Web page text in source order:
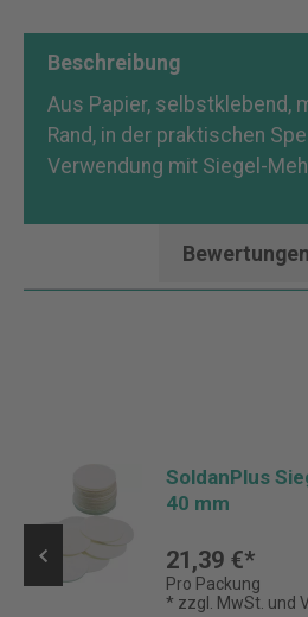
Beschreibung
Aus Papier, selbstklebend,
Rand, in der praktischen
Verwendung mit Siegel-
Bewertungen
SoldanPlus
40 mm
21,39 €*
Pro Packung
* zzgl. MwSt. und